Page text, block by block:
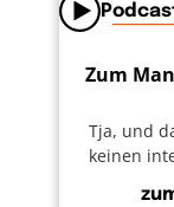
Zum
Tja, und
keinen